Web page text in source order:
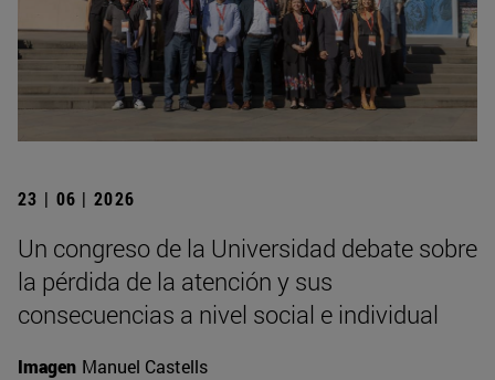
23 | 06 | 2026
Un congreso de la Universidad debate sobre
la pérdida de la atención y sus
consecuencias a nivel social e individual
Imagen Manuel Castells